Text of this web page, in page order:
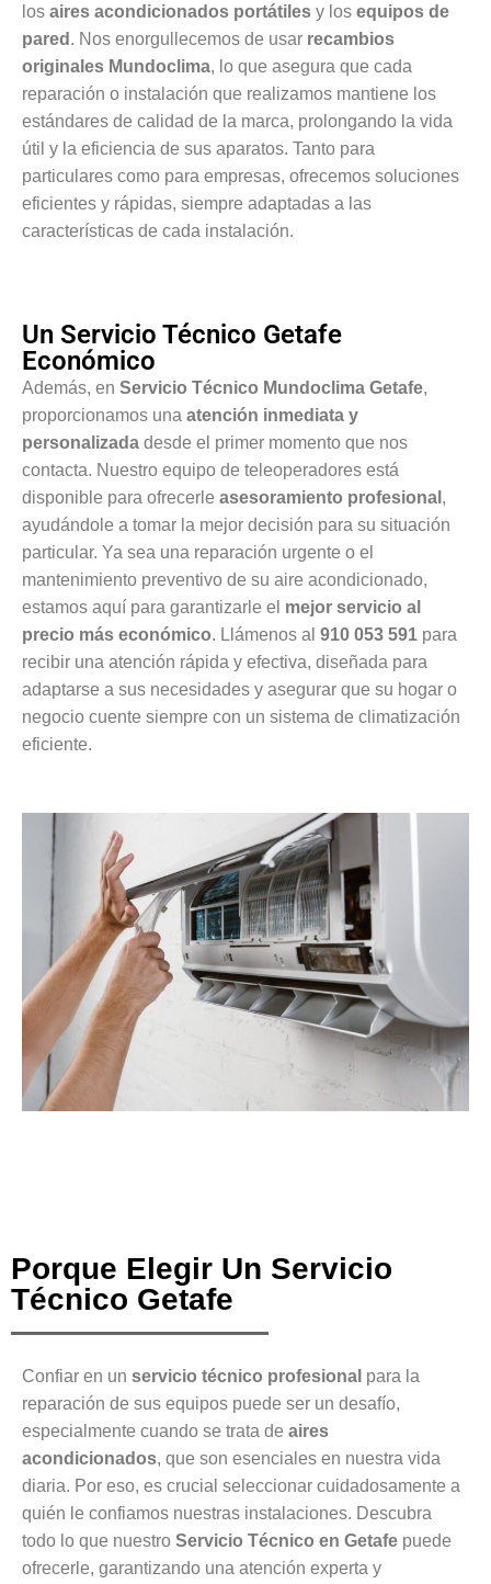
los aires acondicionados portátiles y los equipos de
pared . Nos enorgullecemos de usar recambios
originales Mundoclima, lo que asegura que cada
reparación o instalación que realizamos mantiene los
estándares de calidad de la marca, prolongando la vida
útil y la eficiencia de sus aparatos. Tanto para
particulares como para empresas, ofrecemos soluciones
eficientes y rápidas, siempre adaptadas a las
características de cada instalación.
Un Servicio Técnico Getafe
Económico
Además, en Servicio Técnico Mundoclima Getafe,
proporcionamos una atención inmediata y
personalizada desde el primer momento que nos
contacta. Nuestro equipo de teleoperadores está
disponible para ofrecerle asesoramiento profesional ,
ayudándole a tomar la mejor decisión para su situación
particular. Ya sea una reparación urgente o el
mantenimiento preventivo de su aire acondicionado,
estamos aquí para garantizarle el mejor servicio al
precio más económico. Llámenos al 910 053 591 para
recibir una atención rápida y efectiva, diseñada para
adaptarse a sus necesidades y asegurar que su hogar o
negocio cuente siempre con un sistema de climatización
eficiente.
Porque Elegir Un Servicio
Técnico Getafe
Confiar en un servicio técnico profesional para la
reparación de sus equipos puede ser un desafío,
especialmente cuando se trata de aires
acondicionados, que son esenciales en nuestra vida
diaria. Por eso, es crucial seleccionar cuidadosamente a
quién le confiamos nuestras instalaciones. Descubra
todo lo que nuestro Servicio Técnico en Getafe puede
ofrecerle, garantizando una atención experta y